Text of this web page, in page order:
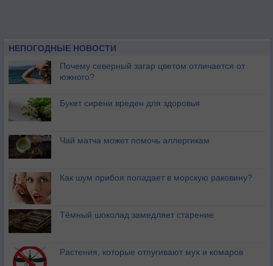
НЕПОГОДНЫЕ НОВОСТИ
Почему северный загар цветом отличается от
южного?
Букет сирени вреден для здоровья
Чай матча может помочь аллергикам
Как шум прибоя попадает в морскую раковину?
Тёмный шоколад замедляет старение
Растения, которые отпугивают мух и комаров